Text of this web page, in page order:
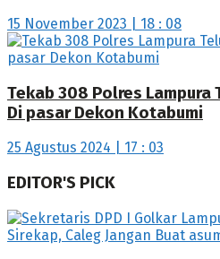
15 November 2023 | 18 : 08
Tekab 308 Polres Lampura
Di pasar Dekon Kotabumi
25 Agustus 2024 | 17 : 03
EDITOR'S PICK